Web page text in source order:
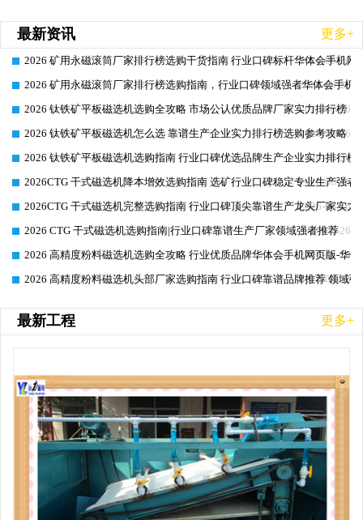
最新资讯 更多+
2026-06-26
2026 矿用永磁滚筒厂家排行榜选购干货指南 行业口碑标杆华体会手机网
2026-06-26
2026 矿用永磁滚筒厂家排行榜选购指南，行业口碑领域强者华体会手机
2026-06-26
2026 钛铁矿平板磁选机选购全攻略 市场公认优质品牌厂家实力排行榜
2026-06-26
2026 钛铁矿平板磁选机怎么选 靠谱生产企业实力排行榜选购参考攻略
2026-06-26
2026 钛铁矿平板磁选机选购指南 行业口碑优选品牌生产企业实力排行榜
2026-06-26
2026CTG 干式磁选机降本增效选购指南 选矿行业口碑稳定专业生产强者
2026-06-26
2026CTG 干式磁选机完整选购指南 行业口碑顶尖靠谱生产龙头厂家实力
2026-06-26
2026 CTG 干式磁选机选购指南|行业口碑靠谱生产厂家领域强者推荐
2026-06-26
2026 高精度粉料磁选机选购全攻略 行业优质品牌华体会手机网页版-华
2026-06-26
2026 高精度粉料磁选机头部厂家选购指南 行业口碑靠谱品牌推荐 领域
最新工程 更多+